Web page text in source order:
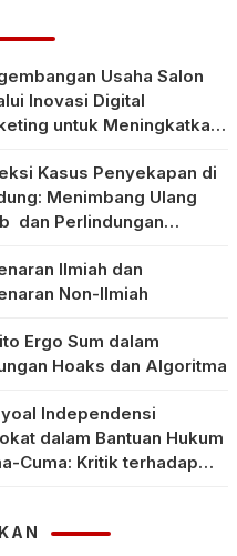
Usaha Salon
Inovasi Digital
untuk Meningkatkan
Mitra, Selong Lombok
Kasus Penyekapan di
Menimbang Ulang
dan Perlindungan
Ilmiah dan
Non-Ilmiah
Ergo Sum dalam
Hoaks dan Algoritma
Independensi
dalam Bantuan Hukum
Cuma: Kritik terhadap